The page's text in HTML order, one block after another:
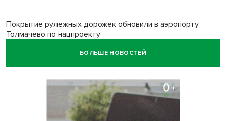
Покрытие рулежных дорожек обновили в аэропорту
Толмачево по нацпроекту
В Новосибирске зафиксирован рост заболеваемости
В Новосибирске осудили внука за продажу дедова ружья
псевдо-мигранту
БОЛЬШЕ НОВОСТЕЙ